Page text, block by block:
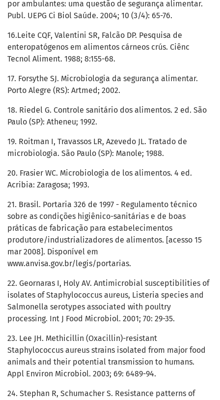
por ambulantes: uma questão de segurança alimentar.
Publ. UEPG Ci Biol Saúde. 2004; 10 (3/4): 65-76.
16.Leite CQF, Valentini SR, Falcão DP. Pesquisa de
enteropatógenos em alimentos cárneos crús. Ciênc
Tecnol Aliment. 1988; 8:155-68.
17. Forsythe SJ. Microbiologia da segurança alimentar.
Porto Alegre (RS): Artmed; 2002.
18. Riedel G. Controle sanitário dos alimentos. 2 ed. São
Paulo (SP): Atheneu; 1992.
19. Roitman I, Travassos LR, Azevedo JL. Tratado de
microbiologia. São Paulo (SP): Manole; 1988.
20. Frasier WC. Microbiologia de los alimentos. 4 ed.
Acribia: Zaragosa; 1993.
21. Brasil. Portaria 326 de 1997 - Regulamento técnico
sobre as condições higiênico-sanitárias e de boas
práticas de fabricação para estabelecimentos
produtore/industrializadores de alimentos. [acesso 15
mar 2008]. Disponível em
www.anvisa.gov.br/legis/portarias.
22. Geornaras I, Holy AV. Antimicrobial susceptibilities of
isolates of Staphylococcus aureus, Listeria species and
Salmonella serotypes associated with poultry
processing. Int J Food Microbiol. 2001; 70: 29-35.
23. Lee JH. Methicillin (Oxacillin)-resistant
Staphylococcus aureus strains isolated from major food
animals and their potential transmission to humans.
Appl Environ Microbiol. 2003; 69: 6489-94.
24. Stephan R, Schumacher S. Resistance patterns of